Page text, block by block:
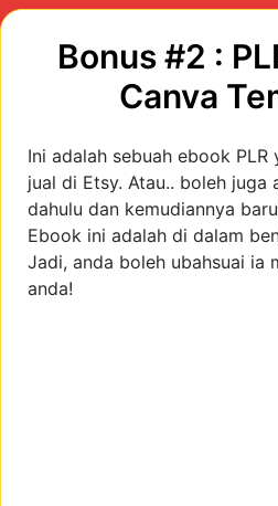
Bonus #2 :
Canva
Ini adalah sebuah ebook
jual di Etsy. Atau.. boleh juga
dahulu dan kemudiannya
Ebook ini adalah di dalam
Jadi, anda boleh ubahsuai ia
anda!